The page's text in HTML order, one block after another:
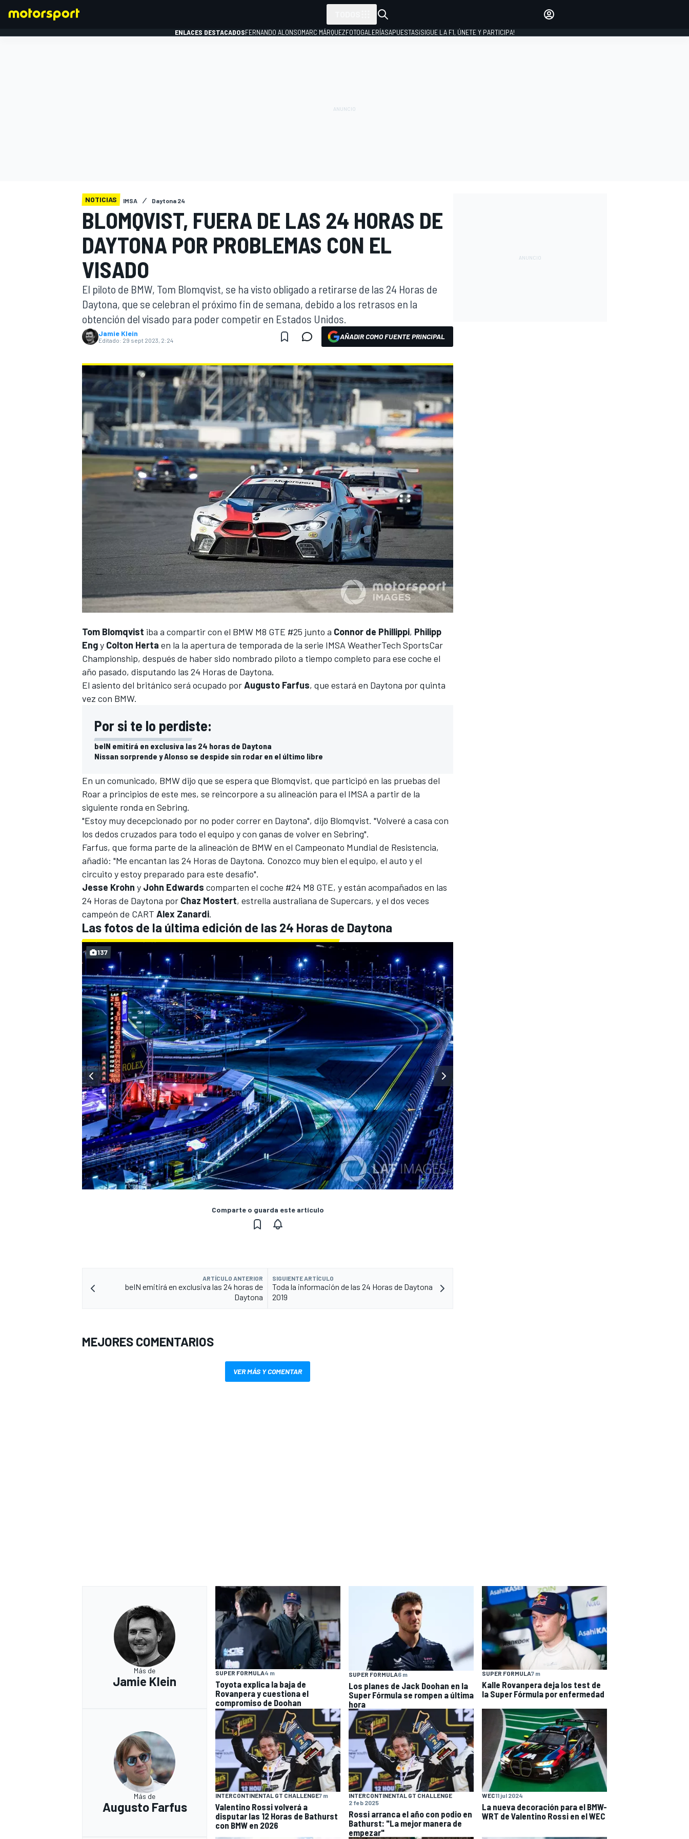
WEC FÓRMULA E
MÁS CATEGORÍAS
ENLACES DESTACADOSFERNANDO ALONSOMARC MÁRQUEZFOTOGALERÍASAPUESTAS¡SIGUE LA F1, ÚNETE Y PARTICIPA!
NOTICIAS IMSA Daytona 24
BLOMQVIST, FUERA DE LAS 24 HORAS DE
DAYTONA POR PROBLEMAS CON EL
VISADO
El piloto de BMW, Tom Blomqvist, se ha visto obligado a retirarse de las 24 Horas de
Daytona, que se celebran el próximo fin de semana, debido a los retrasos en la
obtención del visado para poder competir en Estados Unidos.
Jamie Klein
Editado: 29 sept 2023, 2:24 AÑADIR COMO FUENTE PRINCIPAL
Tom Blomqvist iba a compartir con el BMW M8 GTE #25 junto a Connor de Phillippi, Philipp
Engy Colton Herta en la la apertura de temporada de la serie IMSA WeatherTech SportsCar
Championship, después de haber sido nombrado piloto a tiempo completo para ese coche el
año pasado, disputando las 24 Horas de Daytona.
El asiento del británico será ocupado porAugusto Farfus, que estará en Daytona por quinta
vez con BMW.
Por si te lo perdiste:
beIN emitirá en exclusiva las 24 horas de Daytona
Nissan sorprende y Alonso se despide sin rodar en el último libre
En un comunicado, BMW dijo que se espera que Blomqvist, que participó en las pruebas del
Roar a principios de este mes, se reincorpore a su alineación para el IMSA a partir de la
siguiente ronda en Sebring.
"Estoy muy decepcionado por no poder correr en Daytona", dijo Blomqvist. "Volveré a casa con
los dedos cruzados para todo el equipo y con ganas de volver en Sebring".
Farfus, que forma parte de la alineación de BMW en el Campeonato Mundial de Resistencia,
añadió: "Me encantan las 24 Horas de Daytona. Conozco muy bien el equipo, el auto y el
circuito y estoy preparado para este desafío".
Jesse Krohn y John Edwards comparten el coche #24 M8 GTE, y están acompañados en las
24 Horas de Daytona por Chaz Mostert, estrella australiana de Supercars, y el dos veces
campeón de CART Alex Zanardi.
Las fotos de la última edición de las 24 Horas de Daytona
137
Comparte o guarda este artículo
ARTÍCULO ANTERIOR
beIN emitirá en exclusiva las 24 horas de
Daytona
SIGUIENTE ARTÍCULO
Toda la información de las 24 Horas de Daytona
2019
MEJORES COMENTARIOS
VER MÁS Y COMENTAR
Más de
Jamie Klein
SUPER FORMULA4 m
Toyota explica la baja de
Rovanpera y cuestiona el
compromiso de Doohan
SUPER FORMULA6 m
Los planes de Jack Doohan en la
Super Fórmula se rompen a última
hora
SUPER FORMULA7 m
Kalle Rovanpera deja los test de
la Super Fórmula por enfermedad
Más de
Augusto Farfus
INTERCONTINENTAL GT CHALLENGE7 m
Valentino Rossi volverá a
disputar las 12 Horas de Bathurst
con BMW en 2026
INTERCONTINENTAL GT CHALLENGE
2 feb 2025
Rossi arranca el año con podio en
Bathurst: "La mejor manera de
empezar"
WEC11 jul 2024
La nueva decoración para el BMW-
WRT de Valentino Rossi en el WEC